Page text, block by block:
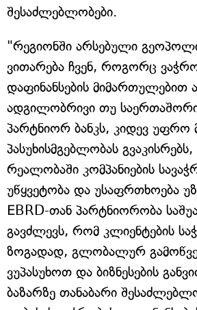
შესაძლებლობები.
"რეგიონში არსებული
ვითარება ჩვენ, როგორც
დაფინანსების მიმართულებით
ადგილობრივი თუ
პარტნიორ ბანკს, კიდევ უფრო
პასუხისმგებლობას
რეალობაში კომპანიების
უწყვეტობა და უსაფრთხოება
EBRD-თან პარტნიორობა
გავძლევს, რომ კლიენტების
ზოგადად, გლობალურ
ვუპასუხოთ და ბიზნესების
ბაზარზე თანაბარი